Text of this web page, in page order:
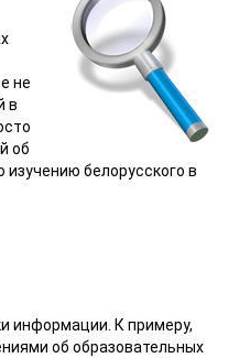
не
в
об
белорусского в
информации. К примеру,
об образовательных